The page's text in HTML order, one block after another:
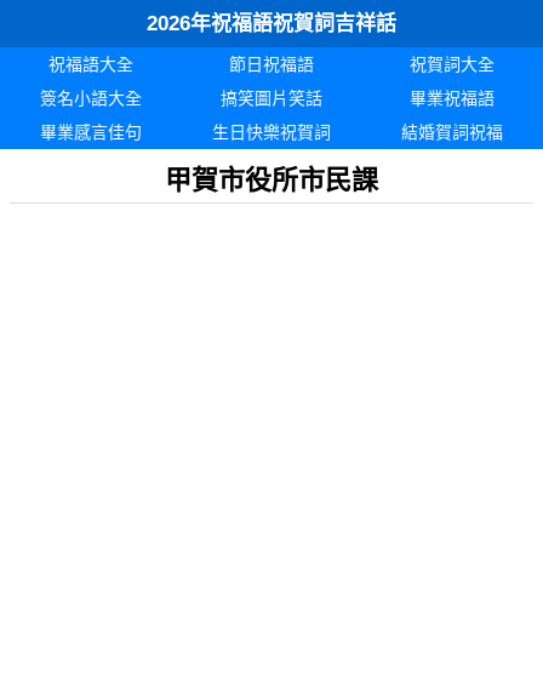
2026年祝福語祝賀詞吉祥話
祝福語大全 節日祝福語
祝賀詞大全
簽名小語大全
搞笑圖片笑話
畢業祝福語
畢業感言佳句
生日快樂祝賀詞 結婚賀詞祝福
甲賀市役所市民課